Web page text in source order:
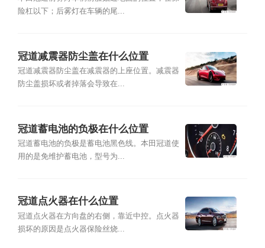
险杠以下；后雾灯在车辆的尾...
冠道减震器防尘盖在什么位置
冠道减震器防尘盖在减震器的上座位置。减震器
防尘盖损坏或者掉落会导致在...
冠道蓄电池的负极在什么位置
冠道蓄电池的负极是蓄电池黑色线。本田冠道使
用的是免维护蓄电池，型号为...
冠道点火器在什么位置
冠道点火器在方向盘的右侧，靠近中控。点火器
损坏的原因是点火器保险丝烧...